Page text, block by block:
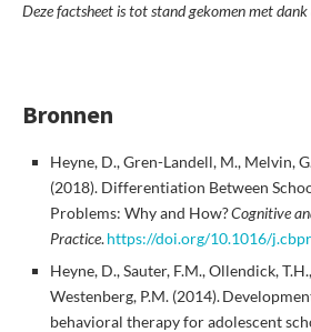
Deze factsheet is tot stand gekomen met
Bronnen
Heyne, D., Gren-Landell, M., Melvin,
(2018). Differentiation Between
Problems: Why and How?Cognitive
Practice.https://doi.org/10.1016/
Heyne, D., Sauter, F.M., Ollendick,
Westenberg, P.M. (2014).
behavioral therapy for adolescent